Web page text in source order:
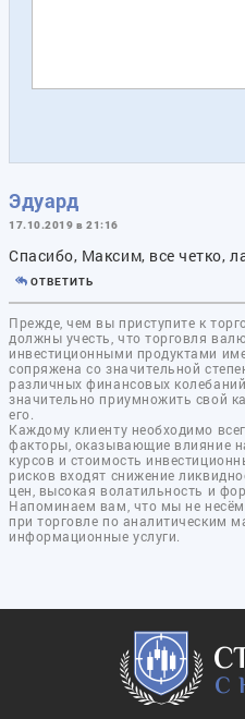
Эдуард
17.10.2019 в 21:16
Спасибо, Максим, все четко,
ОТВЕТИТЬ
Прежде, чем вы приступите к
должны учесть, что торговля
инвестиционными продуктами
сопряжена со значительной
различных финансовых
значительно приумножить свой
его.
Каждому клиенту необходимо
факторы, оказывающие влияние
курсов и стоимость
рисков входят снижение
цен, высокая волатильность и
Напоминаем вам, что мы не
при торговле по аналитическим
информационные услуги.